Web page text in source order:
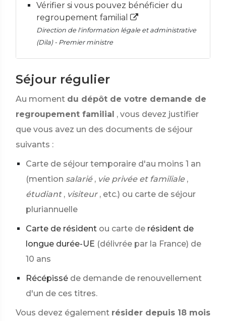
Vérifier si vous pouvez bénéficier du
regroupement familial
Direction de l'information légale et administrative
(Dila) - Premier ministre
Séjour régulier
Au moment du dépôt de votre demande de
regroupement familial , vous devez justifier
que vous avez un des documents de séjour
suivants :
Carte de séjour temporaire d'au moins 1 an
(mention salarié , vie privée et familiale ,
étudiant , visiteur , etc.) ou carte de séjour
pluriannuelle
Carte de résident ou carte de résident de
longue durée-UE (délivrée par la France) de
10 ans
Récépissé de demande de renouvellement
d'un de ces titres.
Vous devez également résider depuis 18 mois